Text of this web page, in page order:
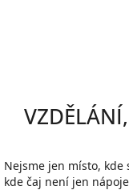
Nejsme jen místo, kde
kde čaj není jen